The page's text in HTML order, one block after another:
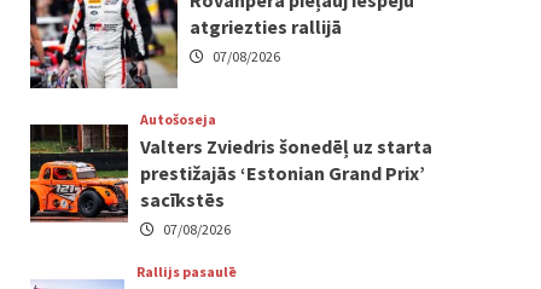
atgriezties rallijā
07/08/2026
Autošoseja
Valters Zviedris šonedēļ uz starta
prestižajās ‘Estonian Grand Prix’
sacīkstēs
07/08/2026
Rallijs pasaulē